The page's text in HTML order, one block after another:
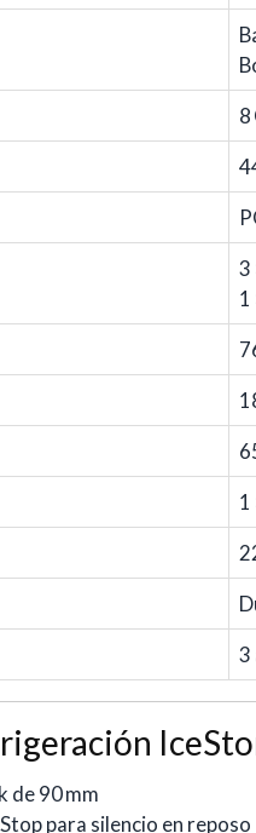
8
3
1
1
3
de 90 mm
para silencio en reposo